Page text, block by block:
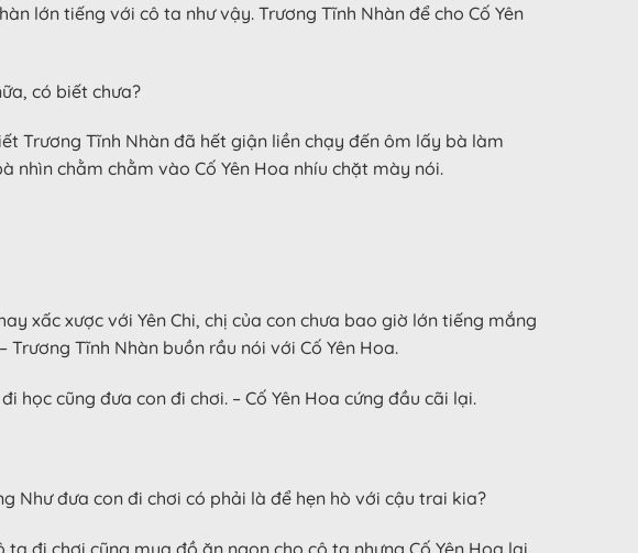
lớn tiếng với cô ta như vậy. Trương Tĩnh Nhàn để cho Cố Yên
có biết chưa?
Trương Tĩnh Nhàn đã hết giận liền chạy đến ôm lấy bà làm
nhìn chằm chằm vào Cố Yên Hoa nhíu chặt mày nói.
xấc xược với Yên Chi, chị của con chưa bao giờ lớn tiếng mắng
Tĩnh Nhàn buồn rầu nói với Cố Yên Hoa.
học cũng đưa con đi chơi. – Cố Yên Hoa cứng đầu cãi lại.
Như đưa con đi chơi có phải là để hẹn hò với cậu trai kia?
đi chơi cũng mua đồ ăn ngon cho cô ta nhưng Cố Yên Hoa lại